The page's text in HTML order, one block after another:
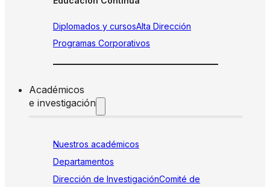
Diplomados y cursosAlta Dirección
Programas Corporativos
Académicos
e investigación
Nuestros académicos
Departamentos
Dirección de InvestigaciónComité de